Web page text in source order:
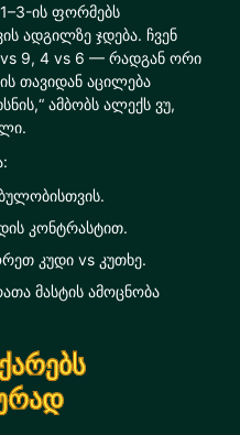
ის ფორმებს
ადგილზე ჯდება. ჩვენ
vs 9, 4 vs 6 — რადგან ორი
თავიდან აცილება
ამბობს ალექს ვუ,
კონტრასტით.
კუდი vs კუთხე.
მასტის ამოცნობა